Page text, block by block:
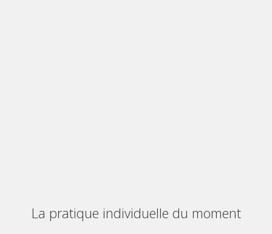
La pratique individuelle du moment ​